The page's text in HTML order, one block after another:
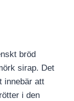
bröd
sirap. Det
innebär att
i den